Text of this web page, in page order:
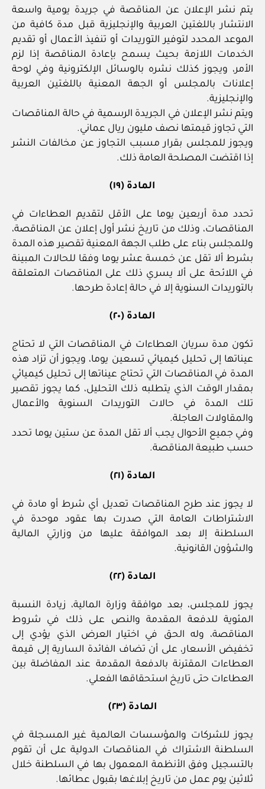
يتم نشر الإعلان عن المناقصة في جريدة يومية واسعة
الانتشار باللغتين العربية والإنجليزية قبل مدة كافية من
الموعد المحدد لتوفير التوريدات أو تنفيذ الأعمال أو تقديم
الخدمات اللازمة بحيث يسمح بإعادة المناقصة إذا لزم
الأمر، ويجوز كذلك نشره بالوسائل الإلكترونية وفي لوحة
إعلانات بالمجلس أو الجهة المعنية باللغتين العربية
والإنجليزية.
ويتم نشر الإعلان في الجريدة الرسمية في حالة المناقصات
التي تجاوز قيمتها نصف مليون ريال عماني.
ويجوز للمجلس بقرار مسبب التجاوز عن مخالفات النشر
إذا اقتضت المصلحة العامة ذلك.
المادة (١٩)
تحدد مدة أربعين يوما على الأقل لتقديم العطاءات في
المناقصات، وذلك من تاريخ نشر أول إعلان عن المناقصة،
وللمجلس بناء على طلب الجهة المعنية تقصير هذه المدة
بشرط ألا تقل عن خمسة عشر يوما وفقا للحالات المبينة
في اللائحة على ألا يسري ذلك على المناقصات المتعلقة
بالتوريدات السنوية إلا في حالة إعادة طرحها.
المادة (٢٠)
تكون مدة سريان العطاءات في المناقصات التي لا تحتاج
عيناتها إلى تحليل كيميائي تسعين يوما، ويجوز أن تزاد هذه
المدة في المناقصات التي تحتاج عيناتها إلى تحليل كيميائي
بمقدار الوقت الذي يتطلبه ذلك التحليل، كما يجوز تقصير
تلك المدة في حالات التوريدات السنوية والأعمال
والمقاولات العاجلة.
وفي جميع الأحوال يجب ألا تقل المدة عن ستين يوما تحدد
حسب طبيعة المناقصة.
المادة (٢١)
لا يجوز عند طرح المناقصات تعديل أي شرط أو مادة في
الاشتراطات العامة التي صدرت بها عقود موحدة في
السلطنة إلا بعد الموافقة عليها من وزارتي المالية
والشؤون القانونية.
المادة (٢٢)
يجوز للمجلس، بعد موافقة وزارة المالية، زيادة النسبة
المئوية للدفعة المقدمة والنص على ذلك في شروط
المناقصة، وله الحق في اختيار العرض الذي يؤدي إلى
تخفيض الأسعار، على أن تضاف الفائدة السارية إلى قيمة
العطاءات المقترنة بالدفعة المقدمة عند المفاضلة بين
العطاءات حتى تاريخ استحقاقها الفعلي.
المادة (٢٣)
يجوز للشركات والمؤسسات العالمية غير المسجلة في
السلطنة الاشتراك في المناقصات الدولية على أن تقوم
بالتسجيل وفق الأنظمة المعمول بها في السلطنة خلال
ثلاثين يوم عمل من تاريخ إبلاغها بقبول عطائها.